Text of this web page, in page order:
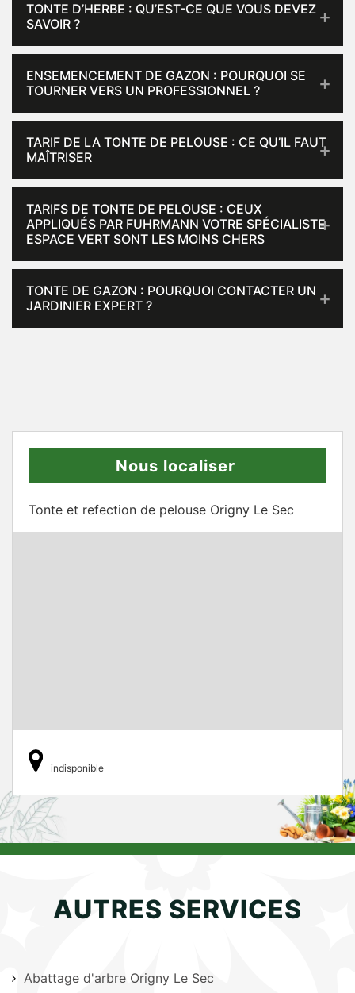
TONTE D’HERBE : QU’EST-CE QUE VOUS DEVEZ
SAVOIR ?
ENSEMENCEMENT DE GAZON : POURQUOI SE
TOURNER VERS UN PROFESSIONNEL ?
TARIF DE LA TONTE DE PELOUSE : CE QU’IL FAUT
MAÎTRISER
TARIFS DE TONTE DE PELOUSE : CEUX
APPLIQUÉS PAR FUHRMANN VOTRE SPÉCIALISTE
ESPACE VERT SONT LES MOINS CHERS
TONTE DE GAZON : POURQUOI CONTACTER UN
JARDINIER EXPERT ?
Nous localiser
Tonte et refection de pelouse Origny Le Sec
indisponible
AUTRES SERVICES
Abattage d'arbre Origny Le Sec